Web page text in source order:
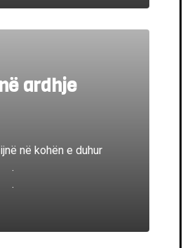
ardhje
në kohën e duhur
.
.